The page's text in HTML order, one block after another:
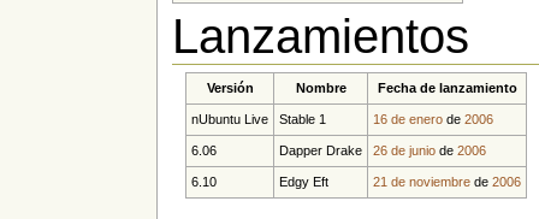
Lanzamientos
Versión Nombre Fecha de lanzamiento
nUbuntu Live Stable 1 16 de enero de2006
6.06 Dapper Drake 26 de junio de2006
6.10 Edgy Eft 21 de noviembre de2006